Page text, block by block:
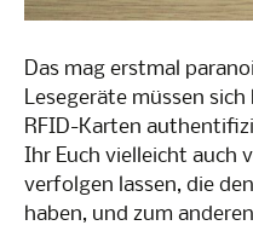
Das mag erstmal
Lesegeräte müssen
RFID-Karten
Ihr Euch vielleicht auch
verfolgen lassen, die
haben, und zum